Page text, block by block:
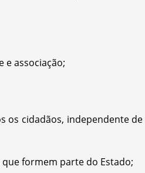
e associação;
cidadãos, independente
formem parte do Estado;